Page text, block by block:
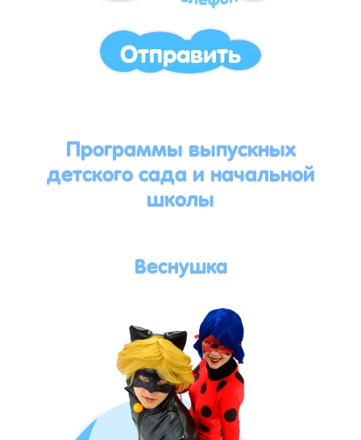
Отправить
Программы выпускных
детского сада и начальной
школы
Веснушка